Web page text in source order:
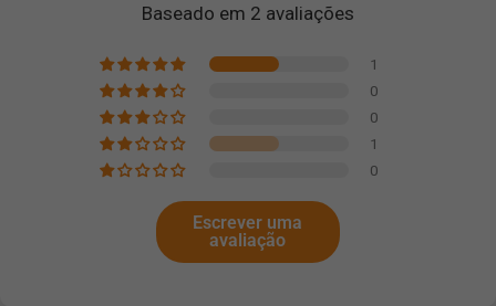
Baseado em 2 avaliações
1
0
0
1
0
Escrever uma
avaliação